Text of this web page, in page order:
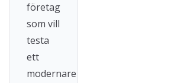
företag
som vill
testa
ett
modernare